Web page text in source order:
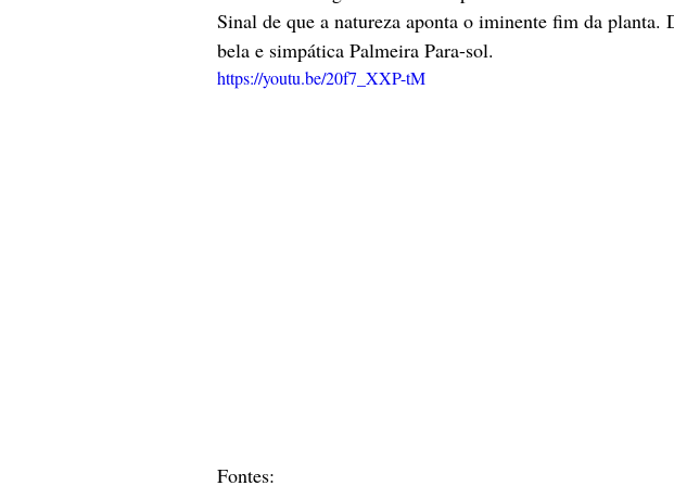
Sinal de que a natureza aponta o iminente fim da planta.
bela e simpática Palmeira Para-sol.
https://youtu.be/20f7_XXP-tM
Fontes: